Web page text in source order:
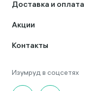
Доставка и оплата
Акции
Контакты